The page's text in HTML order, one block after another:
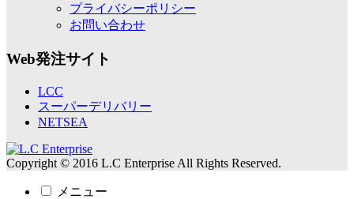
プライバシーポリシー
お問い合わせ
Web発注サイト
LCC
スーパーデリバリー
NETSEA
Copyright © 2016 L.C Enterprise All Rights Reserved.
メニュー